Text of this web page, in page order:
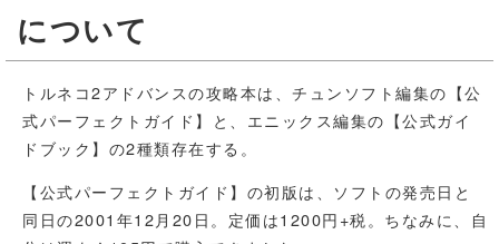
について
トルネコ2アドバンスの攻略本は、チュンソフト編集の【公
式パーフェクトガイド】と、エニックス編集の【公式ガイ
ドブック】の2種類存在する。
【公式パーフェクトガイド】の初版は、ソフトの発売日と
同日の2001年12月20日。定価は1200円+税。ちなみに、自